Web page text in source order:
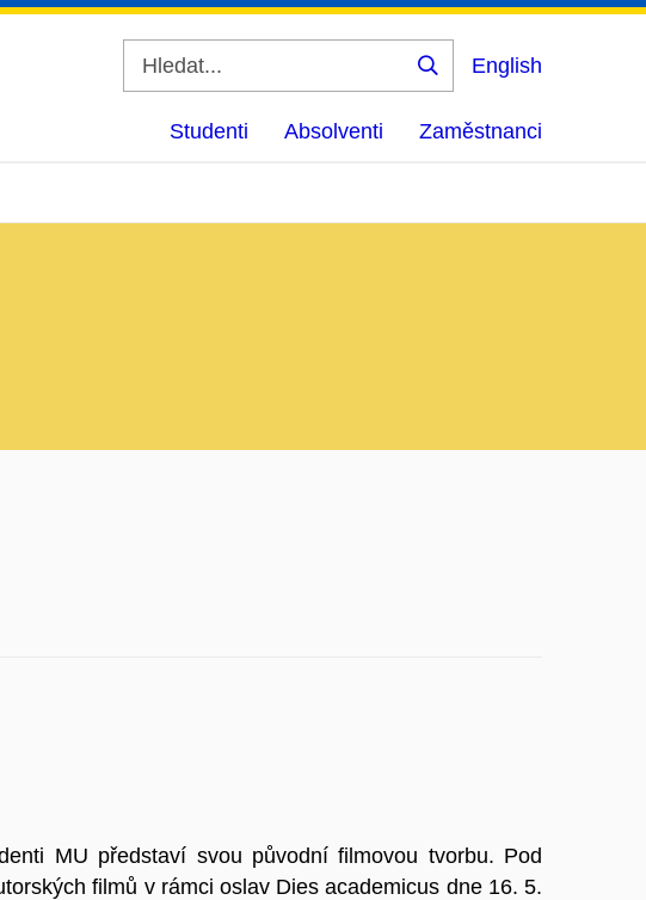
Vyhledat
English
Studenti Absolventi Zaměstnanci
MU představí svou původní filmovou tvorbu. Pod
filmů v rámci oslav Dies academicus dne 16. 5.